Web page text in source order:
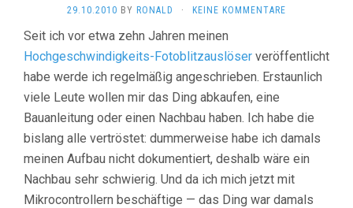
29.10.2010 BY RONALD · KEINE KOMMENTARE
Seit ich vor etwa zehn Jahren meinen
Hochgeschwindigkeits-Fotoblitzauslöser veröffentlicht
habe werde ich regelmäßig angeschrieben. Erstaunlich
viele Leute wollen mir das Ding abkaufen, eine
Bauanleitung oder einen Nachbau haben. Ich habe die
bislang alle vertröstet: dummerweise habe ich damals
meinen Aufbau nicht dokumentiert, deshalb wäre ein
Nachbau sehr schwierig. Und da ich mich jetzt mit
Mikrocontrollern beschäftige — das Ding war damals